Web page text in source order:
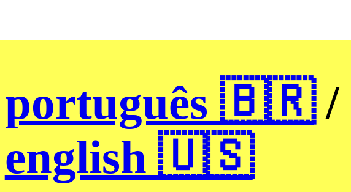
português 🇧🇷/
english 🇺🇸